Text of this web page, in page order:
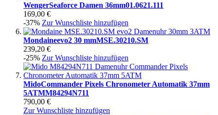
WengerSeaforce Damen 36mm01.0621.111
169,00 €
-37% Zur Wunschliste hinzufügen
Mondaineevo2 30 mmMSE.30210.SM
239,20 €
-25% Zur Wunschliste hinzufügen
MidoCommander Pixels Chronometer Automatik 37mm
5ATMM84294N711
790,00 €
Zur Wunschliste hinzufügen